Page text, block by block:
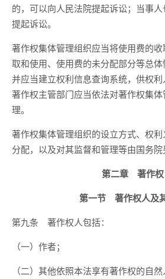
的，可以向人民法院提起诉讼；当事
提起诉讼。
著作权集体管理组织应当将使用费的
取和使用、使用费的未分配部分等总体
并应当建立权利信息查询系统，供权
著作权主管部门应当依法对著作权集
理。
著作权集体管理组织的设立方式、权
分配，以及对其监督和管理等由国务院
第二章 著作权
第一节 著作权人及
第九条 著作权人包括：
（一）作者；
（二）其他依照本法享有著作权的自